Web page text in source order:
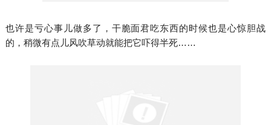
也许是亏心事儿做多了，干脆面君吃东西的时候也是心惊胆战
的，稍微有点儿风吹草动就能把它吓得半死……